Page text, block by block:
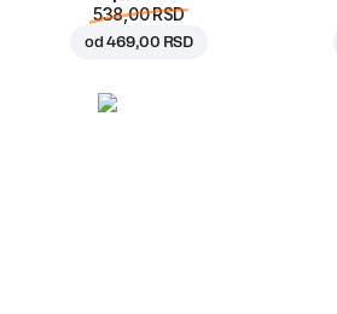
538,00 RSD
od469,00 RSD